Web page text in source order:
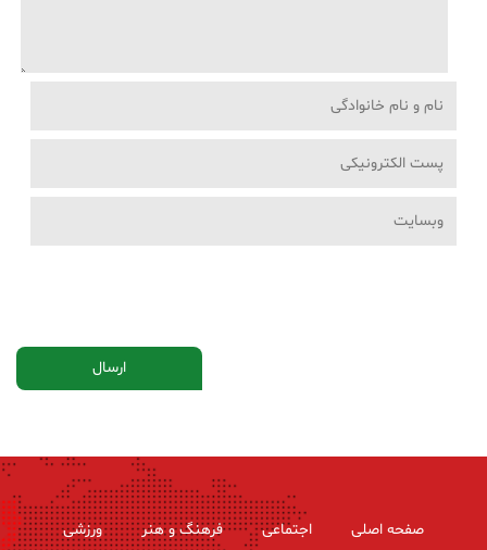
صفحه اصلی اجتماعی فرهنگ و هنر ورزشی